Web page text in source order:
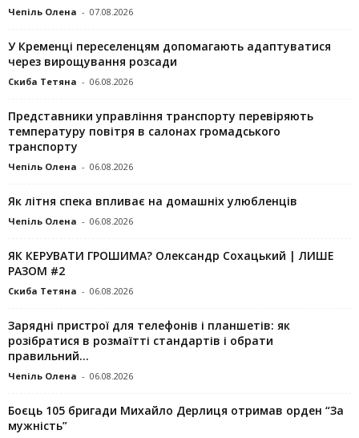
Чепіль Олена - 07.08.2026
У Кременці переселенцям допомагають адаптуватися
через вирощування розсади
Скиба Тетяна - 06.08.2026
Представники управління транспорту перевіряють
температуру повітря в салонах громадського
транспорту
Чепіль Олена - 06.08.2026
Як літня спека впливає на домашніх улюбленців
Чепіль Олена - 06.08.2026
ЯК КЕРУВАТИ ГРОШИМА? Олександр Сохацький | ЛИШЕ
РАЗОМ #2
Скиба Тетяна - 06.08.2026
Зарядні пристрої для телефонів і планшетів: як
розібратися в розмаїтті стандартів і обрати
правильний...
Чепіль Олена - 06.08.2026
Боєць 105 бригади Михайло Дерлиця отримав орден “За
мужність”